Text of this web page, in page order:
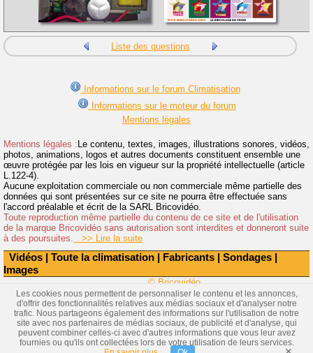
Vidéos | Toute la climatisation | Fabricants | Sondages |
Images
Liste des questions
Informations sur le forum Climatisation
Informations sur le moteur du forum
Mentions légales
Mentions légales : Le contenu, textes, images, illustrations sonores, vidéos,
photos, animations, logos et autres documents constituent ensemble une
œuvre protégée par les lois en vigueur sur la propriété intellectuelle (article
L.122-4).
Aucune exploitation commerciale ou non commerciale même partielle des
données qui sont présentées sur ce site ne pourra être effectuée sans
l'accord préalable et écrit de la SARL Bricovidéo.
Toute reproduction même partielle du contenu de ce site et de l'utilisation
de la marque Bricovidéo sans autorisation sont interdites et donneront suite
à des poursuites. >> Lire la suite
© Bricovidéo
Les cookies nous permettent de personnaliser le contenu et les annonces,
d'offrir des fonctionnalités relatives aux médias sociaux et d'analyser notre
trafic. Nous partageons également des informations sur l'utilisation de notre
site avec nos partenaires de médias sociaux, de publicité et d'analyse, qui
peuvent combiner celles-ci avec d'autres informations que vous leur avez
fournies ou qu'ils ont collectées lors de votre utilisation de leurs services.